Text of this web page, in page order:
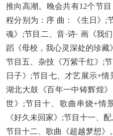
推向高潮。晚会共有12个节
程分别为：序 曲：《生日》;
魂》;节目二、音·诗· 画《我
蹈《母校，我心灵深处的珍
节目五、杂技《万紫千红》;
日子》;节目七、才艺展示+情
湖北大鼓《百年一中铸辉煌
世》;节目十、歌曲串烧+情
《好久未回家》;节目十一、
节目十二、歌曲《超越梦想》